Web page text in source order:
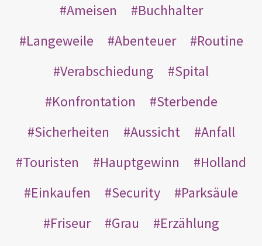
Ameisen
Buchhalter
Langeweile
Abenteuer
Routine
Verabschiedung
Spital
Konfrontation
Sterbende
Sicherheiten
Aussicht
Anfall
Touristen
Hauptgewinn
Holland
Einkaufen
Security
Parksäule
Friseur
Grau
Erzählung